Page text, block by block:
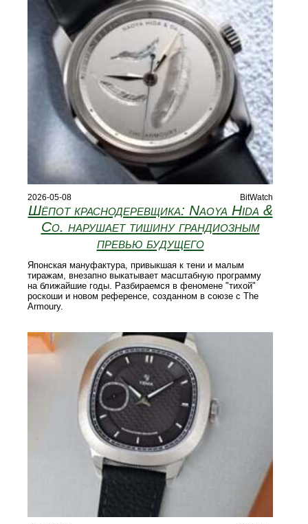
2026-05-08 BitWatch
Шёпот краснодеревщика: Naoya Hida &
Co. нарушает тишину грандиозным
превью будущего
Японская мануфактура, привыкшая к тени и малым
тиражам, внезапно выкатывает масштабную программу
на ближайшие годы. Разбираемся в феномене "тихой"
роскоши и новом референсе, созданном в союзе с The
Armoury.